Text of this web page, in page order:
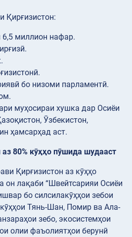
Қирғизистон:
6,5 миллион нафар.
бо низоми парламентӣ.
муҳосираи хушка дар Осиёи
Ӯзбекистон,
ҳамсарҳад аст.
80% кӯҳҳо пӯшида шудааст
Қирғизистон аз кӯҳҳо
он лақаби “Швейтсарияи Осиёи
бо силсилакӯҳҳои зебои
Тянь-Шан, Помир ва Ала-
зебо, экосистемҳои
олии фаъолиятҳои берунӣ